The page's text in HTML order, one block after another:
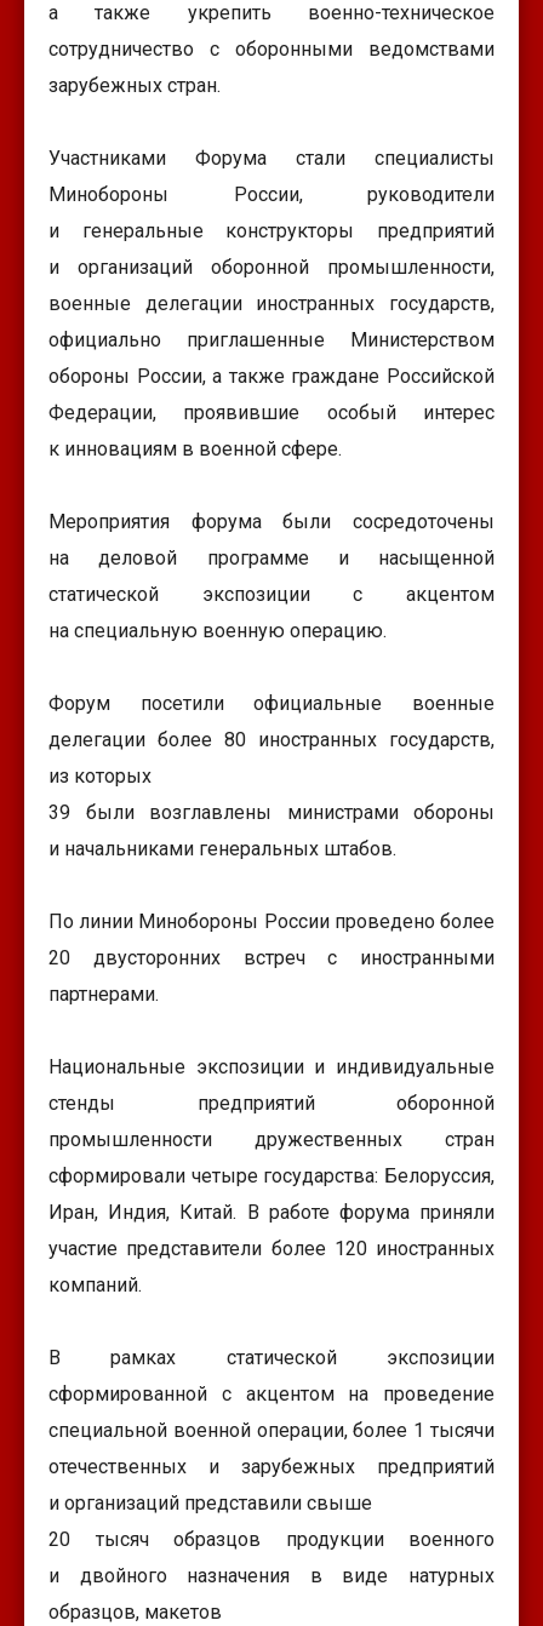
а также укрепить военно-техническое
сотрудничество с оборонными ведомствами
зарубежных стран.
Участниками Форума стали специалисты
Минобороны России, руководители
и генеральные конструкторы предприятий
и организаций оборонной промышленности,
военные делегации иностранных государств,
официально приглашенные Министерством
обороны России, а также граждане Российской
Федерации, проявившие особый интерес
к инновациям в военной сфере.
Мероприятия форума были сосредоточены
на деловой программе и насыщенной
статической экспозиции с акцентом
на специальную военную операцию.
Форум посетили официальные военные
делегации более 80 иностранных государств,
из которых
39 были возглавлены министрами обороны
и начальниками генеральных штабов.
По линии Минобороны России проведено более
20 двусторонних встреч с иностранными
партнерами.
Национальные экспозиции и индивидуальные
стенды предприятий оборонной
промышленности дружественных стран
сформировали четыре государства: Белоруссия,
Иран, Индия, Китай. В работе форума приняли
участие представители более 120 иностранных
компаний.
В рамках статической экспозиции
сформированной с акцентом на проведение
специальной военной операции, более 1 тысячи
отечественных и зарубежных предприятий
и организаций представили свыше
20 тысяч образцов продукции военного
и двойного назначения в виде натурных
образцов, макетов